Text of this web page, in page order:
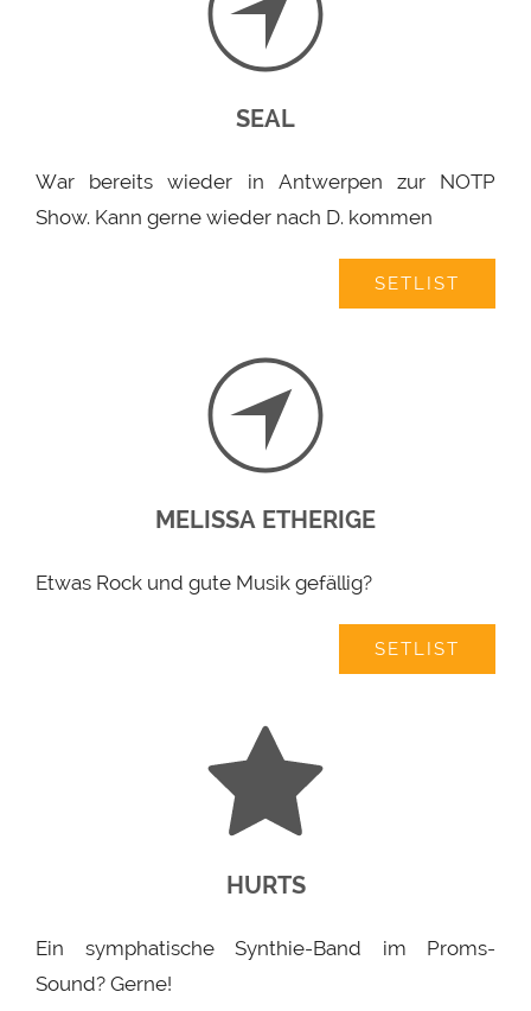
SEAL
War bereits wieder in Antwerpen zur NOTP
Show. Kann gerne wieder nach D. kommen
SETLIST
MELISSA ETHERIGE
Etwas Rock und gute Musik gefällig?
SETLIST
HURTS
Ein symphatische Synthie-Band im Proms-
Sound? Gerne!